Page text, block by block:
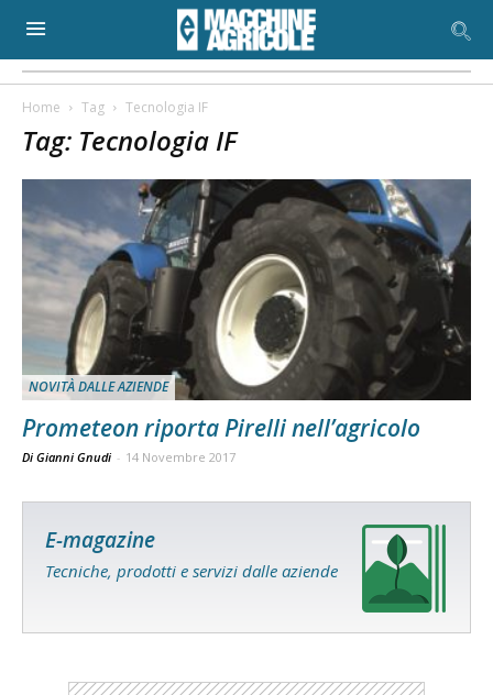
Home Tag Tecnologia IF
Tag: Tecnologia IF
NOVITÀ DALLE AZIENDE
Prometeon riporta Pirelli nell’agricolo
Di Gianni Gnudi - 14 Novembre 2017
E-magazine
Tecniche, prodotti e servizi dalle aziende